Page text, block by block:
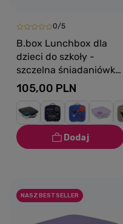
0/5
B.box Lunchbox dla
dzieci do szkoły -
szczelna śniadaniówka
z przegródkami i
wkładem chłodzącym
Indigo Rose
105,00 PLN
NASZ BESTSELLER